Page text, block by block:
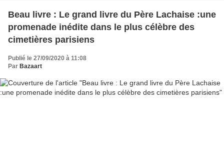
Beau livre : Le grand livre du Père Lachaise :une
promenade inédite dans le plus célèbre des
cimetières parisiens
Publié le 27/09/2020 à 11:08
Par Bazaart